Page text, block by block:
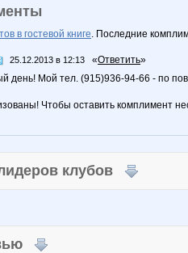
в гостевой книге. Последние
25.12.2013 в 12:13 «Ответить»
день! Мой тел. (915)936-94-66 - по
Чтобы оставить комплимент
клубов